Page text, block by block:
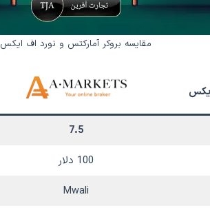
مقایسه بروکر آمارکتس و نورد اف ایکس
7.5
100 دلار
Mwali